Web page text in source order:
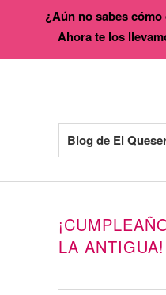
Blog de El
LA ANTIGUA!
¿Aún no sabes
Ahora te los